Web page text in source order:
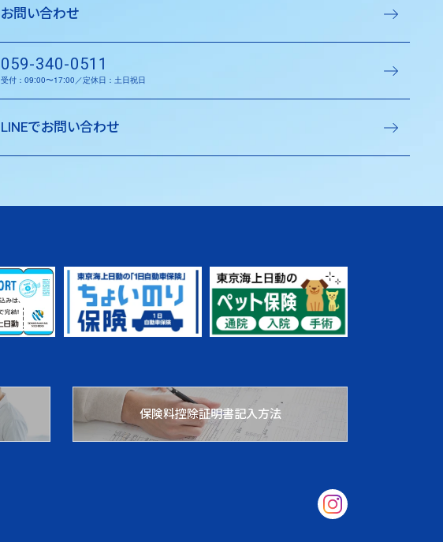
お問い合わせ
059-340-0511
受付：09:00〜17:00／定休日：土日祝日
LINEでお問い合わせ
保険料控除証明書記入方法